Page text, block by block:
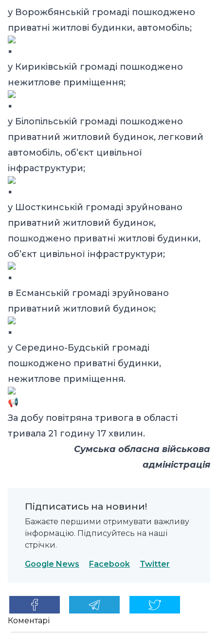
у Ворожбянській громаді пошкоджено
приватні житлові будинки, автомобіль;
у Кириківській громаді пошкоджено
нежитлове приміщення;
у Білопільській громаді пошкоджено
приватний житловий будинок, легковий
автомобіль, об’єкт цивільної
інфраструктури;
у Шосткинській громаді зруйновано
приватний житловий будинок,
пошкоджено приватні житлові будинки,
об’єкт цивільної інфраструктури;
в Есманській громаді зруйновано
приватний житловий будинок;
у Середино-Будській громаді
пошкоджено приватні будинки,
нежитлове приміщення.
За добу повітряна тривога в області
тривала 21 годину 17 хвилин.
Сумська обласна військова
адміністрація
Підписатись на новини!
Бажаєте першими отримувати важливу
інформацію. Підписуйтесь на наші
стрічки.
Google News Facebook Twitter
Коментарі